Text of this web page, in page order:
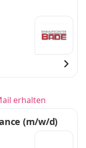
erhalten
(m/w/d)